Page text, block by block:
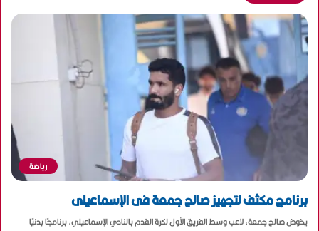
رياضة
برنامج مكثف لتجهيز صالح جمعة فى الإسماعيلى
يخوض صالح جمعة، لاعب وسط الفريق الأول لكرة القدم بالنادي الإسماعيلي، برنامجًا بدنيًا